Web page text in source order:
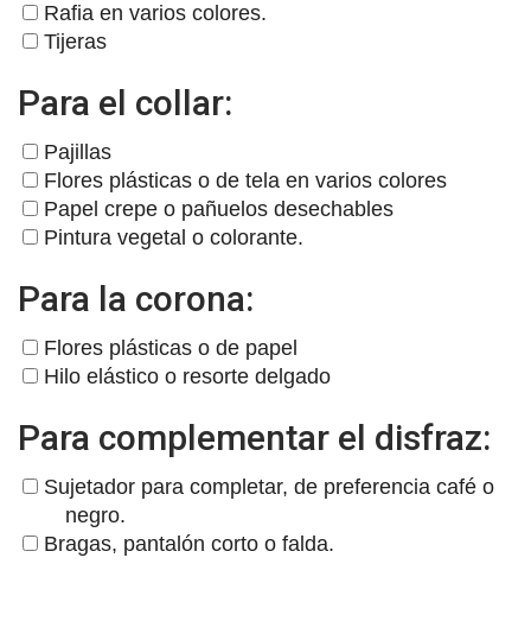
Rafia en varios colores.
Tijeras
Para el collar:
Pajillas
Flores plásticas o de tela en varios colores
Papel crepe o pañuelos desechables
Pintura vegetal o colorante.
Para la corona:
Flores plásticas o de papel
Hilo elástico o resorte delgado
Para complementar el disfraz:
Sujetador para completar, de preferencia café o
negro.
Bragas, pantalón corto o falda.